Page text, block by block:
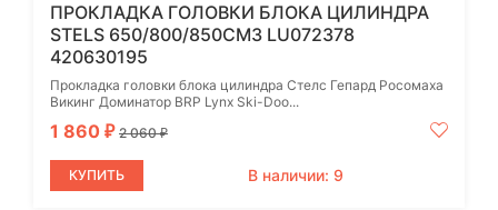
ПРОКЛАДКА ГОЛОВКИ БЛОКА ЦИЛИНДРА
STELS 650/800/850СМ3 LU072378
420630195
Прокладка головки блока цилиндра Стелс Гепард Росомаха
Викинг Доминатор BRP Lynx Ski-Doo...
1 860 ₽ 2 060₽
КУПИТЬ В наличии: 9